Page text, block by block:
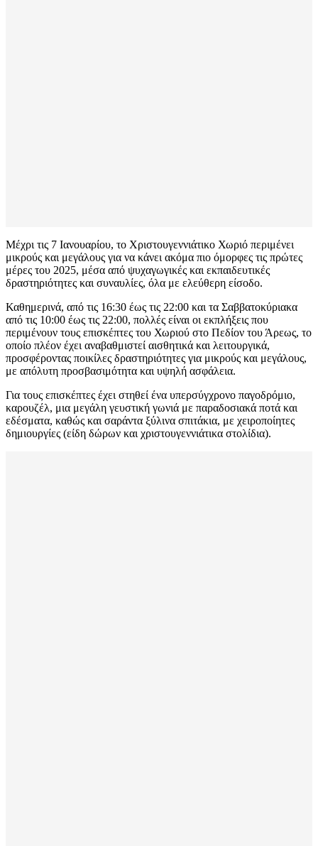
Μέχρι τις 7 Ιανουαρίου, το Χριστουγεννιάτικο Χωριό περιμένει
μικρούς και μεγάλους για να κάνει ακόμα πιο όμορφες τις πρώτες
μέρες του 2025, μέσα από ψυχαγωγικές και εκπαιδευτικές
δραστηριότητες και συναυλίες, όλα με ελεύθερη είσοδο.
Καθημερινά, από τις 16:30 έως τις 22:00 και τα Σαββατοκύριακα
από τις 10:00 έως τις 22:00, πολλές είναι οι εκπλήξεις που
περιμένουν τους επισκέπτες του Χωριού στο Πεδίον του Άρεως, το
οποίο πλέον έχει αναβαθμιστεί αισθητικά και λειτουργικά,
προσφέροντας ποικίλες δραστηριότητες για μικρούς και μεγάλους,
με απόλυτη προσβασιμότητα και υψηλή ασφάλεια.
Για τους επισκέπτες έχει στηθεί ένα υπερσύγχρονο παγοδρόμιο,
καρουζέλ, μια μεγάλη γευστική γωνιά με παραδοσιακά ποτά και
εδέσματα, καθώς και σαράντα ξύλινα σπιτάκια, με χειροποίητες
δημιουργίες (είδη δώρων και χριστουγεννιάτικα στολίδια).